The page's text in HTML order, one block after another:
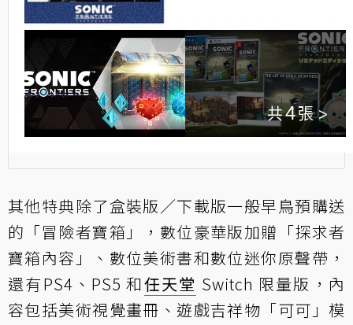
4
其他特典除了盒裝版／下載版一般早鳥預購送
的「冒險者寶箱」，數位豪華版加贈「探求者
寶箱內容」、數位美術書和數位迷你原聲帶，
還有PS4、PS5 和任天堂 Switch 限量版，內
容包括美術視覺畫冊、遊戲吉祥物「可可」模